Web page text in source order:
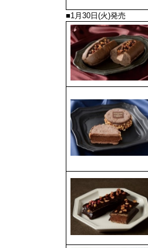
■1月30日(火)発売